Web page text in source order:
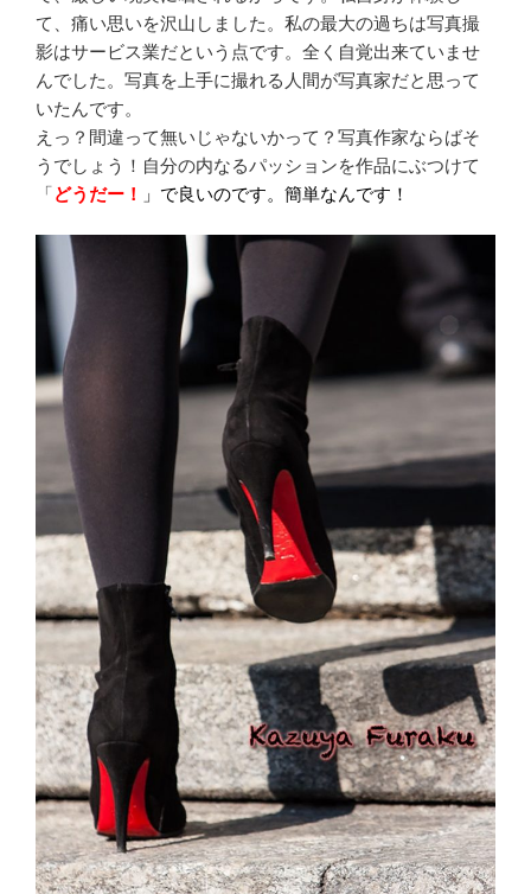
て、痛い思いを沢山しました。私の最大の過ちは写真撮
影はサービス業だという点です。全く自覚出来ていませ
んでした。写真を上手に撮れる人間が写真家だと思って
いたんです。
えっ？間違って無いじゃないかって？写真作家ならばそ
うでしょう！自分の内なるパッションを作品にぶつけて
「どうだー！ 」で良いのです。簡単なんです！